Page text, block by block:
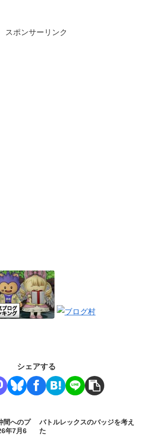
スポンサーリンク
シェアする
間へのプ
年7月6
バトルレックスのバッジを考え
た